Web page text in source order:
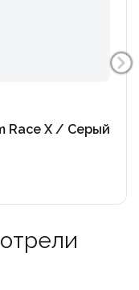
и риск
и
74 мм.
от гладкого
Race X / Серый